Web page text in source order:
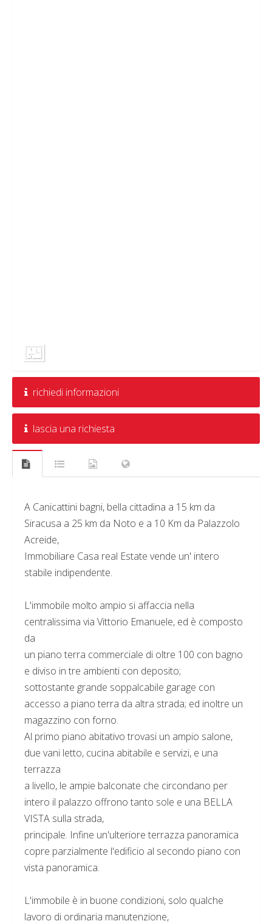
richiedi informazioni
lascia una richiesta
A Canicattini bagni, bella cittadina a 15 km da
Siracusa a 25 km da Noto e a 10 Km da Palazzolo
Acreide,
Immobiliare Casa real Estate vende un' intero
stabile indipendente.
L'immobile molto ampio si affaccia nella
centralissima via Vittorio Emanuele, ed è composto
da
un piano terra commerciale di oltre 100 con bagno
e diviso in tre ambienti con deposito;
sottostante grande soppalcabile garage con
accesso a piano terra da altra strada; ed inoltre un
magazzino con forno.
Al primo piano abitativo trovasi un ampio salone,
due vani letto, cucina abitabile e servizi, e una
terrazza
a livello, le ampie balconate che circondano per
intero il palazzo offrono tanto sole e una BELLA
VISTA sulla strada,
principale. Infine un'ulteriore terrazza panoramica
copre parzialmente l'edificio al secondo piano con
vista panoramica.
L'immobile è in buone condizioni, solo qualche
lavoro di ordinaria manutenzione,